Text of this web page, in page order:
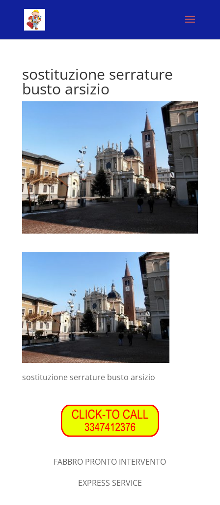
sostituzione serrature
busto arsizio
sostituzione serrature busto arsizio
FABBRO PRONTO INTERVENTO
EXPRESS SERVICE